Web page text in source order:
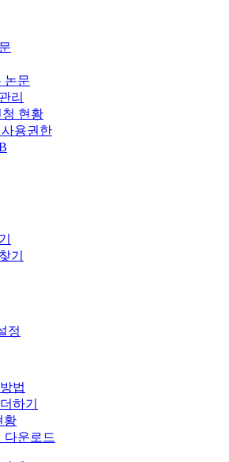
논문
리
청 현황
용권한
기
정
법
하기
황
다운로드